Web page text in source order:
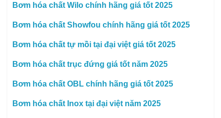
Bơm hóa chất Wilo chính hãng giá tốt 2025
Bơm hóa chất Showfou chính hãng giá tốt 2025
Bơm hóa chất tự mồi tại đại việt giá tốt 2025
Bơm hóa chất trục đứng giá tốt năm 2025
Bơm hóa chất OBL chính hãng giá tốt 2025
Bơm hóa chất Inox tại đại việt năm 2025